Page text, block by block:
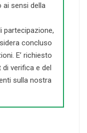
ai sensi della
partecipazione,
concluso
E’ richiesto
verifica e del
sulla nostra